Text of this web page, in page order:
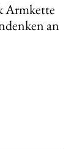
Armkette
an